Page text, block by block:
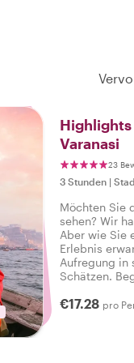
Highlights
Varanasi
23
3 Stunden |
Möchten Sie
sehen? Wir
Aber wie Sie
Erlebnis
Aufregung in
Schätzen.
Atmosphäre
€17.28 pro